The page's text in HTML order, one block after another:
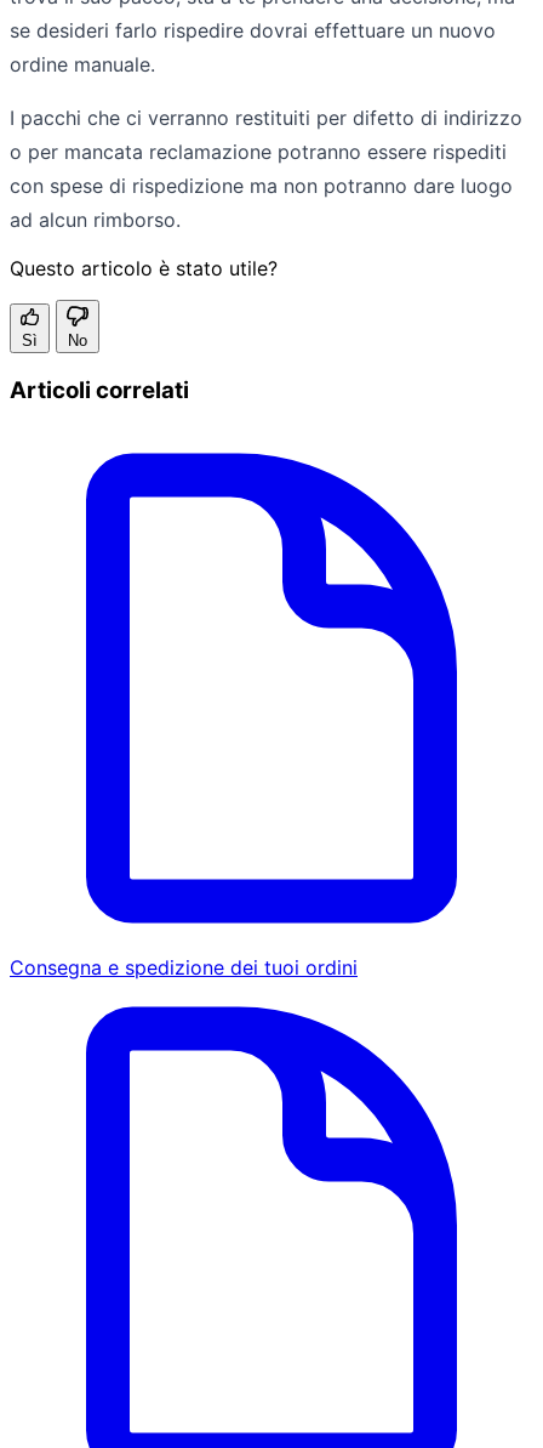
se desideri farlo rispedire dovrai effettuare un nuovo
ordine manuale.
I pacchi che ci verranno restituiti per difetto di indirizzo
o per mancata reclamazione potranno essere rispediti
con spese di rispedizione ma non potranno dare luogo
ad alcun rimborso.
Questo articolo è stato utile?
Sì No
Articoli correlati
Consegna e spedizione dei tuoi ordini